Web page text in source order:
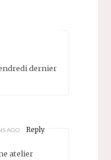
dernier
AGO Reply
atelier